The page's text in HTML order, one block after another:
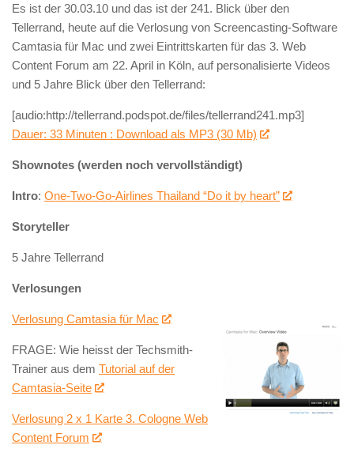
Es ist der 30.03.10 und das ist der 241. Blick über den
Tellerrand, heute auf die Verlosung von Screencasting-Software
Camtasia für Mac und zwei Eintrittskarten für das 3. Web
Content Forum am 22. April in Köln, auf personalisierte Videos
und 5 Jahre Blick über den Tellerrand:
[audio:http://tellerrand.podspot.de/files/tellerrand241.mp3]
Dauer: 33 Minuten : Download als MP3 (30 Mb)
Shownotes (werden noch vervollständigt)
Intro: One-Two-Go-Airlines Thailand “Do it by heart”
Storyteller
5 Jahre Tellerrand
Verlosungen
Verlosung Camtasia für Mac
FRAGE: Wie heisst der Techsmith-
Trainer aus dem Tutorial auf der
Camtasia-Seite
Verlosung 2 x 1 Karte 3. Cologne Web
Content Forum